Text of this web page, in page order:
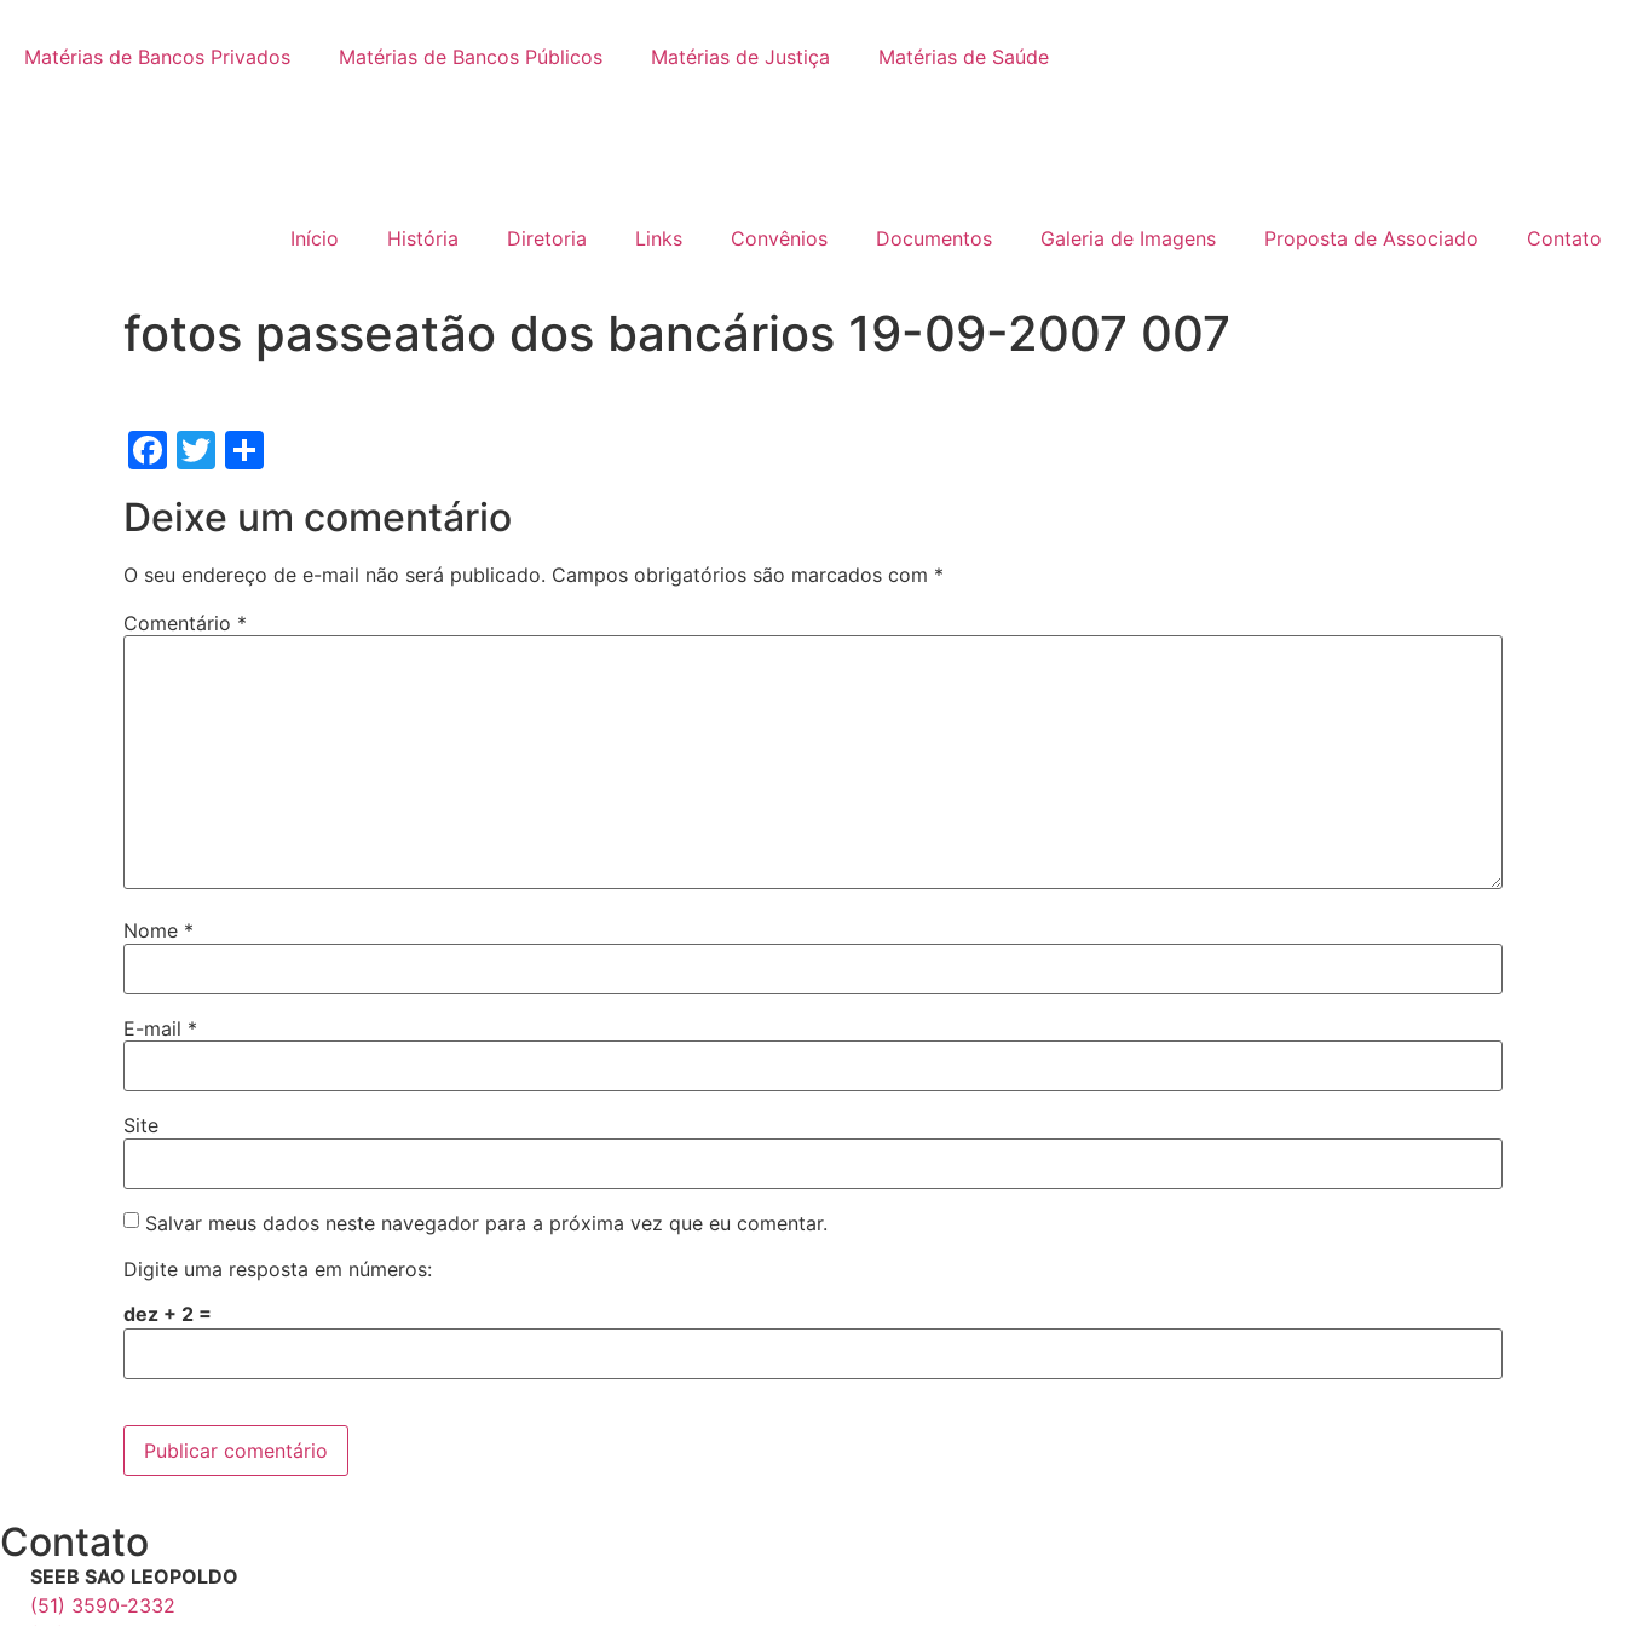
Matérias de Bancos Privados Matérias de Bancos Públicos Matérias de Justiça Matérias de Saúde
Início História Diretoria Links Convênios Documentos Galeria de Imagens Proposta de Associado Contato
fotos passeatão dos bancários 19-09-2007 007
Facebook
Twitter
Deixe um comentário
O seu endereço de e-mail não será publicado. Campos obrigatórios são marcados com *
Comentário *
Nome *
E-mail *
Site
Salvar meus dados neste navegador para a próxima vez que eu comentar.
Digite uma resposta em números:
dez + 2 =
Contato
SEEB SAO LEOPOLDO
(51) 3590-2332